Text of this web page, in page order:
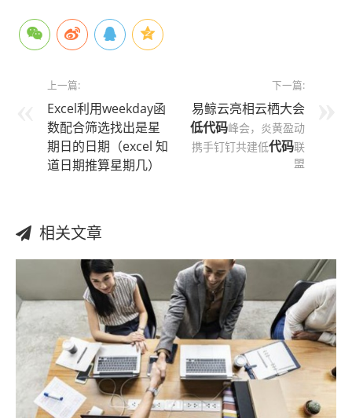
上一篇:
Excel利用weekday函
数配合筛选找出是星
期日的日期（excel 知
道日期推算星期几）
下一篇:
易鲸云亮相云栖大会
低代码峰会，炎黄盈动
携手钉钉共建低代码联
盟
相关文章